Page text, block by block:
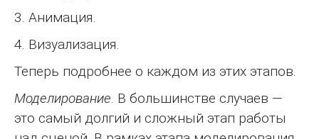
3. Анимация.
4. Визуализация.
Теперь подробнее о каждом из этих этапов.
Моделирование. В большинстве случаев —
это самый долгий и сложный этап работы